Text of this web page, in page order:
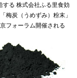
する 株式会社ふる里食効
梅炭（うめずみ）粉末」
フォーラム開催される